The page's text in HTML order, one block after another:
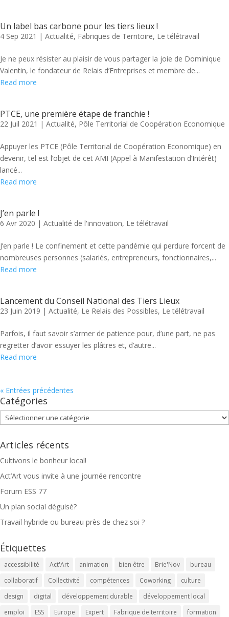
Un label bas carbone pour les tiers lieux !
4 Sep 2021 | Actualité, Fabriques de Territoire, Le télétravail
Je ne peux résister au plaisir de vous partager la joie de Dominique
Valentin, le fondateur de Relais d’Entreprises et membre de...
Read more
PTCE, une première étape de franchie !
22 Juil 2021 | Actualité, Pôle Territorial de Coopération Economique
Appuyer les PTCE (Pôle Territorial de Coopération Economique) en
devenir, tel est l’objet de cet AMI (Appel à Manifestation d’Intérêt)
lancé...
Read more
J’en parle !
6 Avr 2020 | Actualité de l'innovation, Le télétravail
J’en parle ! Le confinement et cette pandémie qui perdure forcent de
nombreuses personnes (salariés, entrepreneurs, fonctionnaires,...
Read more
Lancement du Conseil National des Tiers Lieux
23 Juin 2019 | Actualité, Le Relais des Possibles, Le télétravail
Parfois, il faut savoir s’armer de patience pour, d’une part, ne pas
regretter d’avoir essuyer les plâtres et, d’autre...
Read more
« Entrées précédentes
Catégories
Catégories
Articles récents
Cultivons le bonheur local!
Act’Art vous invite à une journée rencontre
Forum ESS 77
Un plan social déguisé?
Travail hybride ou bureau près de chez soi ?
Étiquettes
accessibilité Act'Art animation bien être Brie'Nov
bureau
collaboratif
Collectivité compétences Coworking
culture
design
digital développement durable
développement local
emploi
ESS Europe Expert Fabrique de territoire
formation